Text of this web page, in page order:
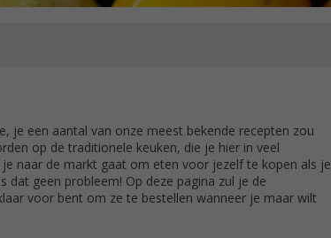
je een aantal van onze meest bekende recepten zou
op de traditionele keuken, die je hier in veel
naar de markt gaat om eten voor jezelf te kopen als je
geen probleem! Op deze pagina zul je de
voor bent om ze te bestellen wanneer je maar wilt